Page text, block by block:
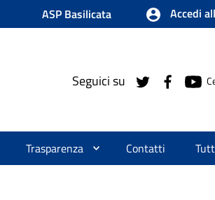
ASP Basilicata Accedi
Seguici su
Trasparenza Contatti